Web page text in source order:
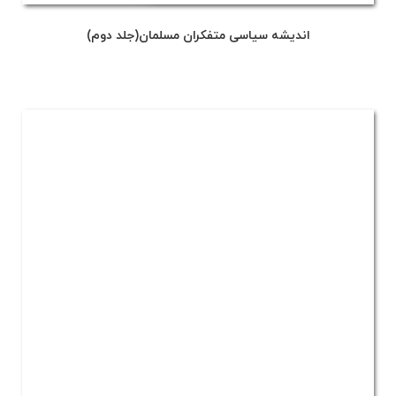
اندیشه سیاسی متفکران مسلمان(جلد دوم)